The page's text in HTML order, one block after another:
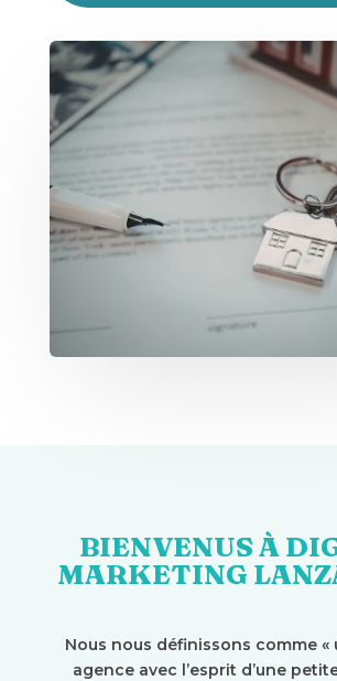
BIENVENUS À
MARKETING
Nous nous définissons comme «
agence avec l’esprit d’une